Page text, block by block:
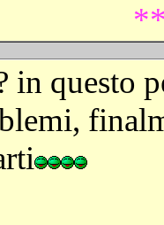
in questo